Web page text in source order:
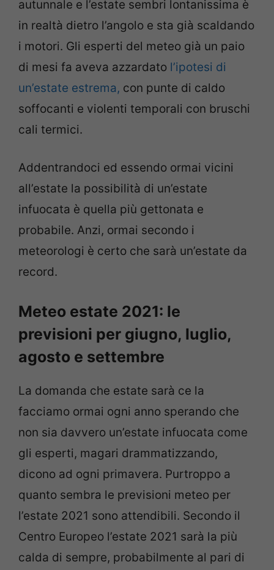
autunnale e l’estate sembri lontanissima è
in realtà dietro l’angolo e sta già scaldando
i motori. Gli esperti del meteo già un paio
di mesi fa aveva azzardato l’ipotesi di
un’estate estrema, con punte di caldo
soffocanti e violenti temporali con bruschi
cali termici.
Addentrandoci ed essendo ormai vicini
all’estate la possibilità di un’estate
infuocata è quella più gettonata e
probabile. Anzi, ormai secondo i
meteorologi è certo che sarà un’estate da
record.
Meteo estate 2021: le
previsioni per giugno, luglio,
agosto e settembre
La domanda che estate sarà ce la
facciamo ormai ogni anno sperando che
non sia davvero un’estate infuocata come
gli esperti, magari drammatizzando,
dicono ad ogni primavera. Purtroppo a
quanto sembra le previsioni meteo per
l’estate 2021 sono attendibili. Secondo il
Centro Europeo l’estate 2021 sarà la più
calda di sempre, probabilmente al pari di